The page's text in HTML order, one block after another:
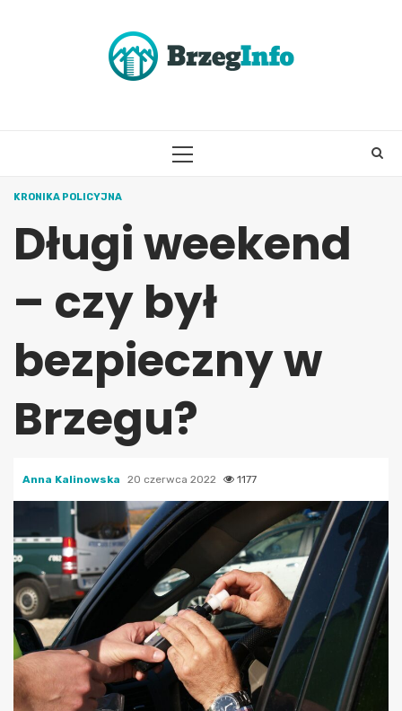
PRIMARY
KRONIKA POLICYJNA
Długi weekend
– czy był
bezpieczny w
Brzegu?
Anna Kalinowska 20 czerwca 2022 1177